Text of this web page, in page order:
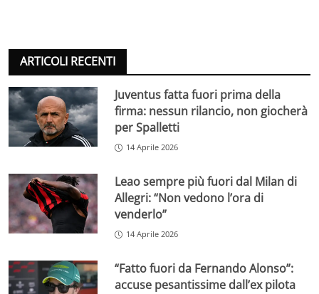
ARTICOLI RECENTI
Juventus fatta fuori prima della
firma: nessun rilancio, non giocherà
per Spalletti
14 Aprile 2026
Leao sempre più fuori dal Milan di
Allegri: “Non vedono l’ora di
venderlo”
14 Aprile 2026
“Fatto fuori da Fernando Alonso”:
accuse pesantissime dall’ex pilota